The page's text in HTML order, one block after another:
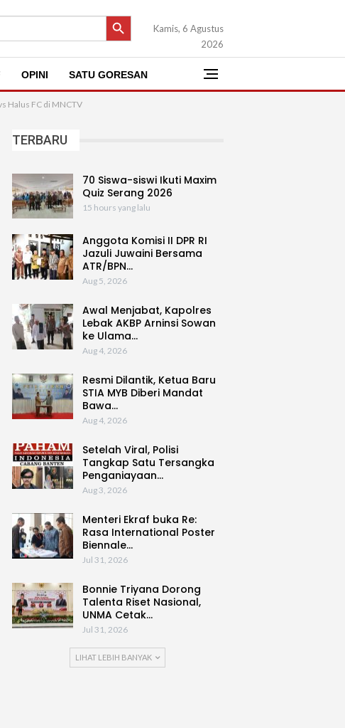
SEARCH BUTTON
Kamis, 6 Agustus
2026
OPINI SATU GORESAN
Halus FC di MNCTV
TERBARU
70 Siswa-siswi Ikuti Maxim
Quiz Serang 2026
15 hours yang lalu
Anggota Komisi II DPR RI
Jazuli Juwaini Bersama
ATR/BPN…
Aug 5, 2026
Awal Menjabat, Kapolres
Lebak AKBP Arninsi Sowan
ke Ulama…
Aug 4, 2026
Resmi Dilantik, Ketua Baru
STIA MYB Diberi Mandat
Bawa…
Aug 4, 2026
Setelah Viral, Polisi
Tangkap Satu Tersangka
Penganiayaan…
Aug 3, 2026
Menteri Ekraf buka Re:
Rasa International Poster
Biennale…
Jul 31, 2026
Bonnie Triyana Dorong
Talenta Riset Nasional,
UNMA Cetak…
Jul 31, 2026
LIHAT LEBIH BANYAK